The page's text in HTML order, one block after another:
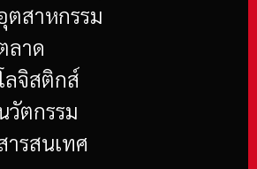
ตสาหกรรม
ลาด
ลจิสติกส์
วัตกรรม
ารสนเทศ